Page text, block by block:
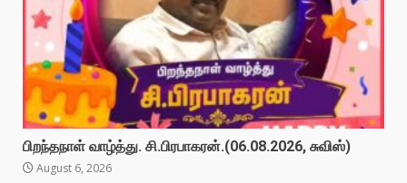
பிறந்தநாள் வாழ்த்து. சி.பிரபாகரன்.(06.08.2026, சுவிஸ்)
August 6, 2026